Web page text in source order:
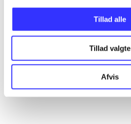
Tillad alle
Tillad valgte
Afvis
...